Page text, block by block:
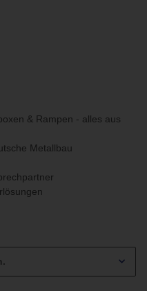
& Rampen - alles aus
Metallbau